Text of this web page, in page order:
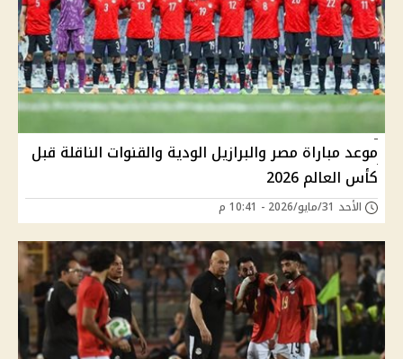
موعد مباراة مصر والبرازيل الودية والقنوات الناقلة قبل
كأس العالم 2026
الأحد 31/مايو/2026 - 10:41 م